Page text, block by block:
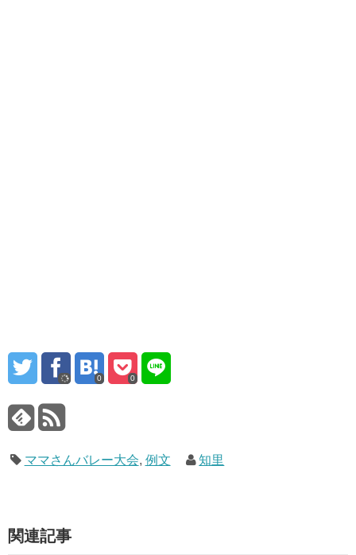
0 0
ママさんバレー大会, 例文 知里
関連記事